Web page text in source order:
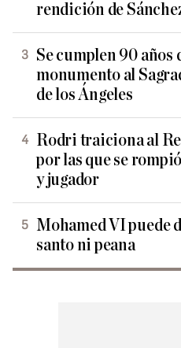
rendición de
Se cumplen 90 años
monumento al
de los Ángeles
Rodri traiciona al
por las que se
y jugador
Mohamed VI puede
santo ni peana